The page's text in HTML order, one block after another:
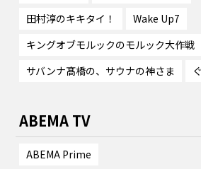
田村淳のキキタイ！
Wake Up7
キングオブモルックのモルック大作戦
サバンナ髙橋の、サウナの神さま
ABEMA TV
ABEMA Prime